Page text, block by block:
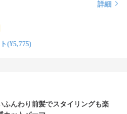
詳細
(¥5,775)
ふんわり前髪でスタイリングも楽